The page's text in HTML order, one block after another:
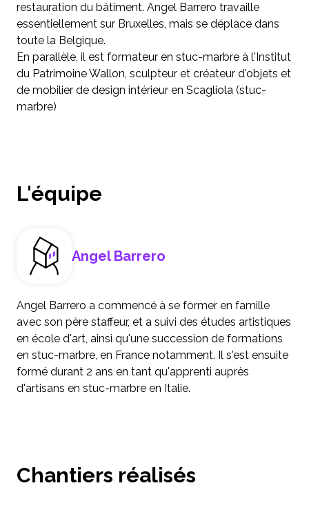
restauration du bâtiment. Angel Barrero travaille
essentiellement sur Bruxelles, mais se déplace dans
toute la Belgique.
En parallèle, il est formateur en stuc-marbre à l'Institut
du Patrimoine Wallon, sculpteur et créateur d'objets et
de mobilier de design intérieur en Scagliola (stuc-
marbre)
L'équipe
Angel Barrero
Angel Barrero a commencé à se former en famille
avec son père staffeur, et a suivi des études artistiques
en école d'art, ainsi qu'une succession de formations
en stuc-marbre, en France notamment. Il s'est ensuite
formé durant 2 ans en tant qu'apprenti auprès
d'artisans en stuc-marbre en Italie.
Chantiers réalisés